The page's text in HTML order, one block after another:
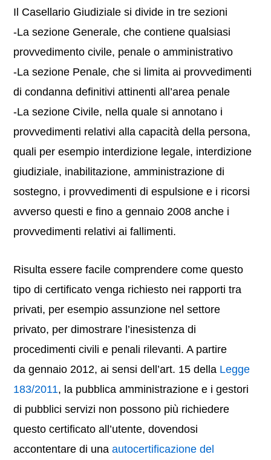
Il Casellario Giudiziale si divide in tre sezioni
-La sezione Generale, che contiene qualsiasi
provvedimento civile, penale o amministrativo
-La sezione Penale, che si limita ai provvedimenti
di condanna definitivi attinenti all’area penale
-La sezione Civile, nella quale si annotano i
provvedimenti relativi alla capacità della persona,
quali per esempio interdizione legale, interdizione
giudiziale, inabilitazione, amministrazione di
sostegno, i provvedimenti di espulsione e i ricorsi
avverso questi e fino a gennaio 2008 anche i
provvedimenti relativi ai fallimenti.
Risulta essere facile comprendere come questo
tipo di certificato venga richiesto nei rapporti tra
privati, per esempio assunzione nel settore
privato, per dimostrare l’inesistenza di
procedimenti civili e penali rilevanti. A partire
da gennaio 2012, ai sensi dell’art. 15 della Legge
183/2011, la pubblica amministrazione e i gestori
di pubblici servizi non possono più richiedere
questo certificato all’utente, dovendosi
accontentare di unaautocertificazione del